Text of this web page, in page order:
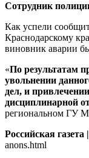
Сотрудник
Как успели
Краснодарскому
виновник аварии
«По результатам
увольнении
дел, и
дисциплинарной
региональном ГУ
Российская газета |
anons.html